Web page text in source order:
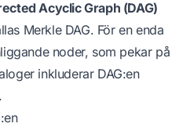
Acyclic Graph (DAG)
Merkle DAG. För en enda
noder, som pekar på
inkluderar DAG:en